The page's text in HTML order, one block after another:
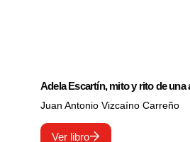
Adela Escartín, mito y rito de una
Juan Antonio Vizcaíno Carreño
Ver libro